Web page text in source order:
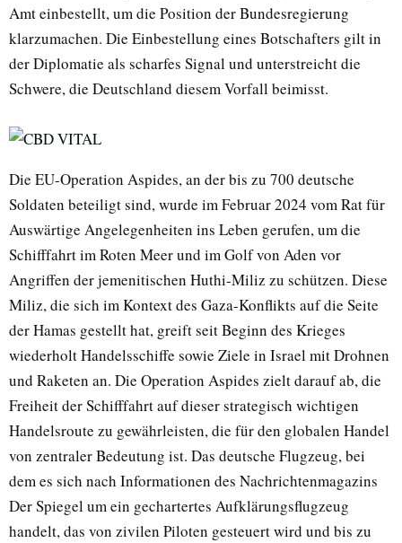
Amt einbestellt, um die Position der Bundesregierung
klarzumachen. Die Einbestellung eines Botschafters gilt in
der Diplomatie als scharfes Signal und unterstreicht die
Schwere, die Deutschland diesem Vorfall beimisst.
Die EU-Operation Aspides, an der bis zu 700 deutsche
Soldaten beteiligt sind, wurde im Februar 2024 vom Rat für
Auswärtige Angelegenheiten ins Leben gerufen, um die
Schifffahrt im Roten Meer und im Golf von Aden vor
Angriffen der jemenitischen Huthi-Miliz zu schützen. Diese
Miliz, die sich im Kontext des Gaza-Konflikts auf die Seite
der Hamas gestellt hat, greift seit Beginn des Krieges
wiederholt Handelsschiffe sowie Ziele in Israel mit Drohnen
und Raketen an. Die Operation Aspides zielt darauf ab, die
Freiheit der Schifffahrt auf dieser strategisch wichtigen
Handelsroute zu gewährleisten, die für den globalen Handel
von zentraler Bedeutung ist. Das deutsche Flugzeug, bei
dem es sich nach Informationen des Nachrichtenmagazins
Der Spiegel um ein gechartertes Aufklärungsflugzeug
handelt, das von zivilen Piloten gesteuert wird und bis zu